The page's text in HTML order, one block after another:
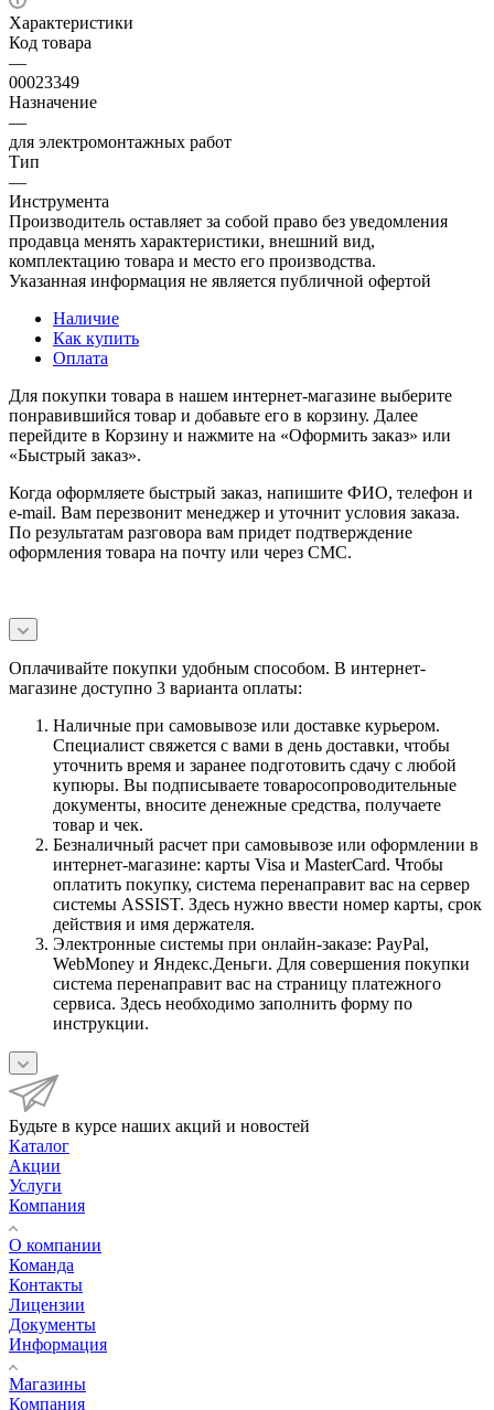
Характеристики
Код товара
—
00023349
Назначение
—
для электромонтажных работ
Тип
—
Инструмента
Производитель оставляет за собой право без уведомления
продавца менять характеристики, внешний вид,
комплектацию товара и место его производства.
Указанная информация не является публичной офертой
Наличие
Как купить
Оплата
Для покупки товара в нашем интернет-магазине выберите
понравившийся товар и добавьте его в корзину. Далее
перейдите в Корзину и нажмите на «Оформить заказ» или
«Быстрый заказ».
Когда оформляете быстрый заказ, напишите ФИО, телефон и
e-mail. Вам перезвонит менеджер и уточнит условия заказа.
По результатам разговора вам придет подтверждение
оформления товара на почту или через СМС.
Оплачивайте покупки удобным способом. В интернет-
магазине доступно 3 варианта оплаты:
Наличные при самовывозе или доставке курьером.
Специалист свяжется с вами в день доставки, чтобы
уточнить время и заранее подготовить сдачу с любой
купюры. Вы подписываете товаросопроводительные
документы, вносите денежные средства, получаете
товар и чек.
Безналичный расчет при самовывозе или оформлении в
интернет-магазине: карты Visa и MasterCard. Чтобы
оплатить покупку, система перенаправит вас на сервер
системы ASSIST. Здесь нужно ввести номер карты, срок
действия и имя держателя.
Электронные системы при онлайн-заказе: PayPal,
WebMoney и Яндекс.Деньги. Для совершения покупки
система перенаправит вас на страницу платежного
сервиса. Здесь необходимо заполнить форму по
инструкции.
Будьте в курсе наших акций и новостей
Каталог
Акции
Услуги
Компания
О компании
Команда
Контакты
Лицензии
Документы
Информация
Магазины
Компания